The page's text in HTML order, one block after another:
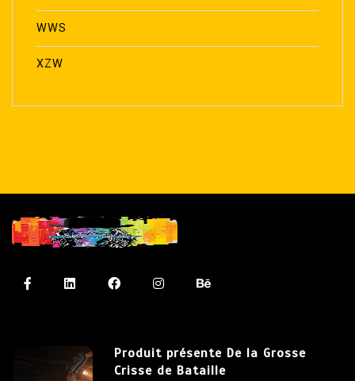
WWS
XZW
Produit présente De la Grosse
Crisse de Bataille